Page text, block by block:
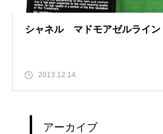
シャネル マドモアゼルライン
2013.12.14
アーカイブ